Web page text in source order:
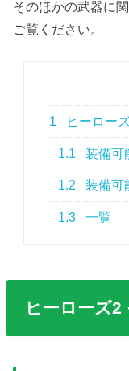
そのほかの武器に
ご覧ください。
1 ヒーロー
1.1 装備可
1.2 装備可
1.3 一覧
ヒーローズ2